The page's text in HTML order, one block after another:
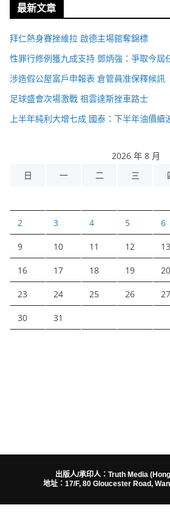
最新文章
拜仁熱身賽挫維拉 啟德主場館奪錦標
性罪行修例獲九成支持 鄧炳強：爭取今屆
涉造假公屋富戶申報表 倉管員准保釋候訊
足球盛會次場激戰 祖雲達斯挫車路士
上半年純利大增七成 國泰：下半年油價續
2026 年 8 月
日
一 二 三
2 3 4 5 6
9 10 11 12 13
16 17 18 19 20
23 24 25 26 27
30 31
出版人/承印人：Truth Media
地址：17/F, 80 Gloucester Road,